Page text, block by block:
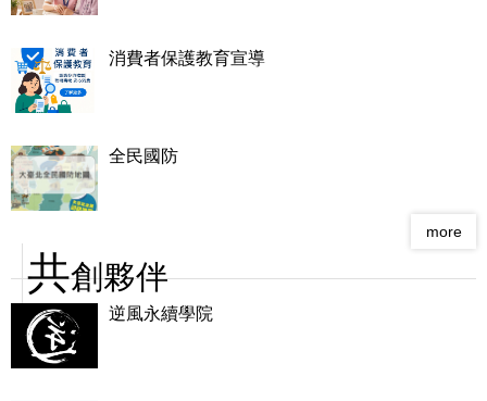
消費者保護教育宣導
全民國防
more
共創夥伴
逆風永續學院